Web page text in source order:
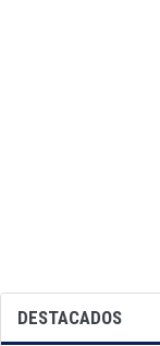
DESTACADOS